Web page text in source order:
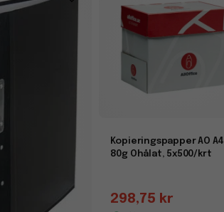
Kopieringspapper AO A4
80g Ohålat, 5x500/krt
298,75 kr